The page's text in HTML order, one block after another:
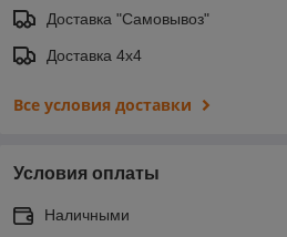
Доставка "Самовывоз"
Доставка 4х4
Все условия доставки
Условия оплаты
Наличными